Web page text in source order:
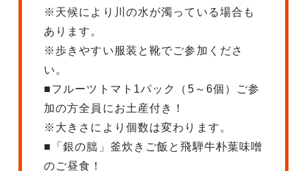
※天候により川の水が濁っている場合も
あります。
※歩きやすい服装と靴でご参加くださ
い。
■フルーツトマト1パック（5～6個）ご参
加の方全員にお土産付き！
※大きさにより個数は変わります。
■「銀の朏」釜炊きご飯と飛騨牛朴葉味噌
のご昼食！